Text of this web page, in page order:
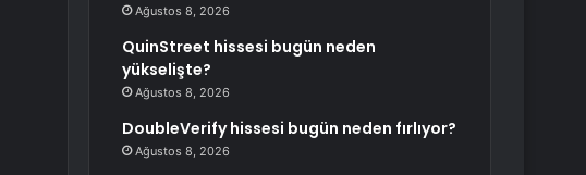
Ağustos 8, 2026
QuinStreet hissesi bugün neden
yükselişte?
Ağustos 8, 2026
DoubleVerify hissesi bugün neden fırlıyor?
Ağustos 8, 2026